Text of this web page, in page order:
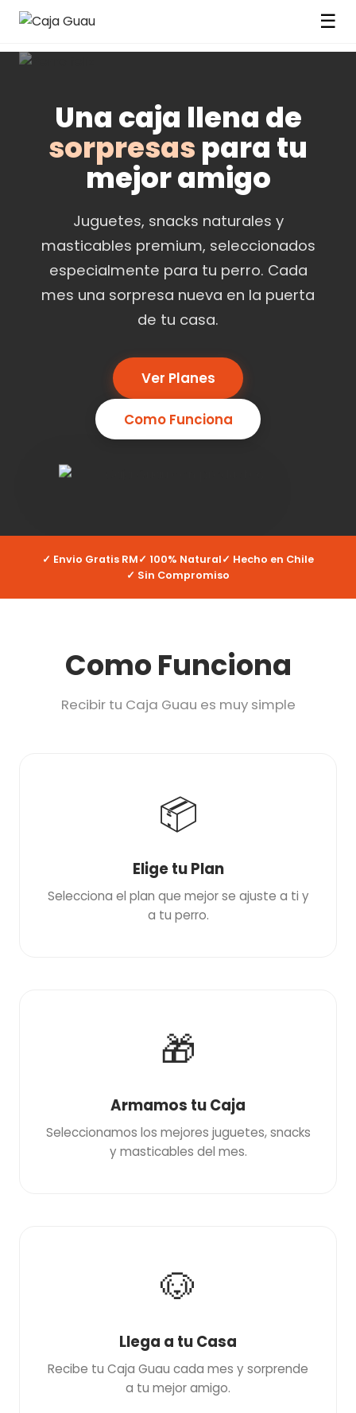
☰
Una caja llena de
sorpresas para tu
mejor amigo
Juguetes, snacks naturales y
masticables premium, seleccionados
especialmente para tu perro. Cada
mes una sorpresa nueva en la puerta
de tu casa.
Ver Planes
Como Funciona
✓ Envio Gratis RM✓ 100% Natural✓ Hecho en Chile
✓ Sin Compromiso
Como Funciona
Recibir tu Caja Guau es muy simple
📦
Elige tu Plan
Selecciona el plan que mejor se ajuste a ti y
a tu perro.
🎁
Armamos tu Caja
Seleccionamos los mejores juguetes, snacks
y masticables del mes.
🐶
Llega a tu Casa
Recibe tu Caja Guau cada mes y sorprende
a tu mejor amigo.